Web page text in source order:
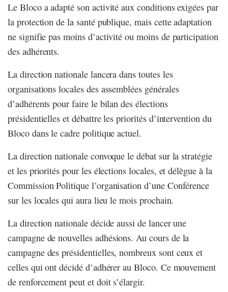
Le Bloco a adapté son activité aux conditions exigées par
la protection de la santé publique, mais cette adaptation
ne signifie pas moins d’activité ou moins de participation
des adhérents.
La direction nationale lancera dans toutes les
organisations locales des assemblées générales
d’adhérents pour faire le bilan des élections
présidentielles et débattre les priorités d’intervention du
Bloco dans le cadre politique actuel.
La direction nationale convoque le débat sur la stratégie
et les priorités pour les élections locales, et délègue à la
Commission Politique l’organisation d’une Conférence
sur les locales qui aura lieu le mois prochain.
La direction nationale décide aussi de lancer une
campagne de nouvelles adhésions. Au cours de la
campagne des présidentielles, nombreux sont ceux et
celles qui ont décidé d’adhérer au Bloco. Ce mouvement
de renforcement peut et doit s’élargir.